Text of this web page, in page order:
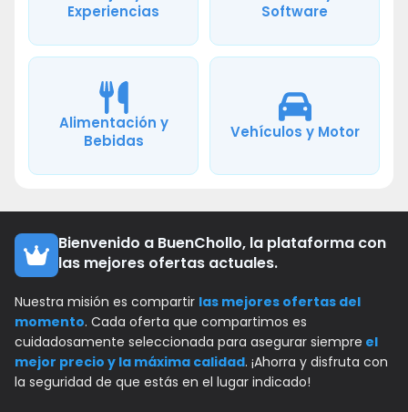
Experiencias
Software
Alimentación y
Bebidas
Vehículos y Motor
Bienvenido a BuenChollo, la plataforma con
las mejores ofertas actuales.
Nuestra misión es compartir las mejores ofertas del
momento. Cada oferta que compartimos es
cuidadosamente seleccionada para asegurar siempre el
mejor precio y la máxima calidad. ¡Ahorra y disfruta con
la seguridad de que estás en el lugar indicado!